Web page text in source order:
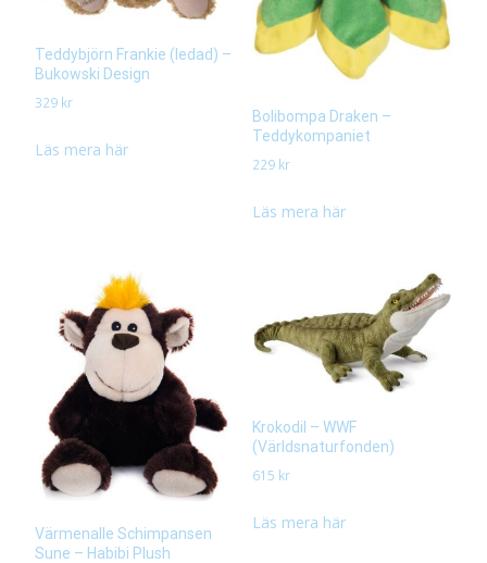
Teddybjörn Frankie (ledad) –
Bukowski Design
329 kr
Läs mera här
Bolibompa Draken –
Teddykompaniet
229 kr
Läs mera här
Värmenalle Schimpansen
Sune – Habibi Plush
Krokodil – WWF
(Världsnaturfonden)
615 kr
Läs mera här